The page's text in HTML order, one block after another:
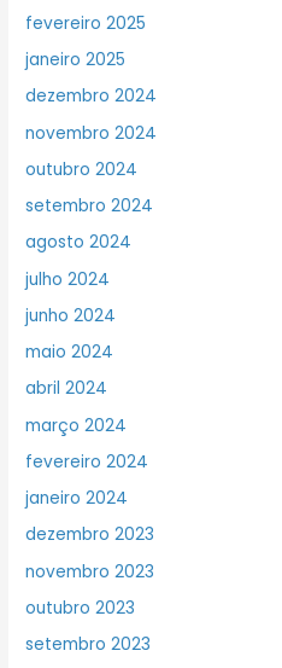
fevereiro 2025
janeiro 2025
dezembro 2024
novembro 2024
outubro 2024
setembro 2024
agosto 2024
julho 2024
junho 2024
maio 2024
abril 2024
março 2024
fevereiro 2024
janeiro 2024
dezembro 2023
novembro 2023
outubro 2023
setembro 2023